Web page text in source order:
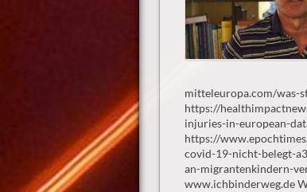
mitteleuropa.com/was-
https://
injuries-in-european-
https://
covid-19-nicht-belegt-
an-migrantenkindern-
www.ichbinderweg.de